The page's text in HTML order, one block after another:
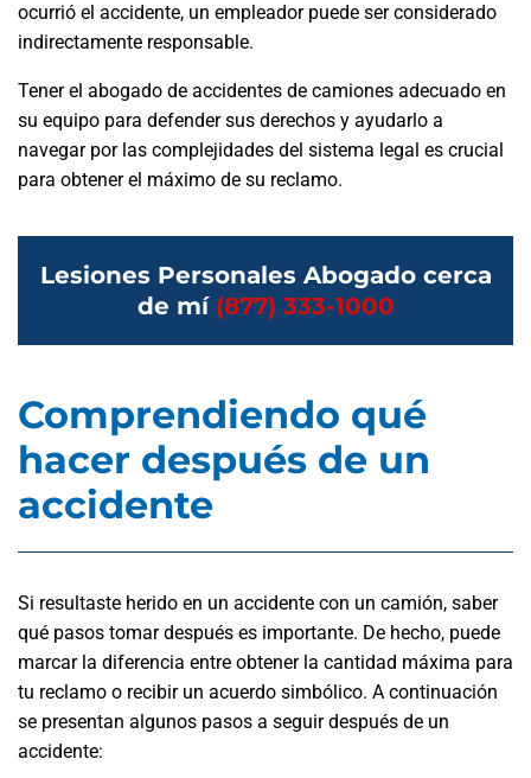
ocurrió el accidente, un empleador puede ser considerado
indirectamente responsable.
Tener el abogado de accidentes de camiones adecuado en
su equipo para defender sus derechos y ayudarlo a
navegar por las complejidades del sistema legal es crucial
para obtener el máximo de su reclamo.
Lesiones Personales Abogado cerca
de mí (877) 333-1000
Comprendiendo qué
hacer después de un
accidente
Si resultaste herido en un accidente con un camión, saber
qué pasos tomar después es importante. De hecho, puede
marcar la diferencia entre obtener la cantidad máxima para
tu reclamo o recibir un acuerdo simbólico. A continuación
se presentan algunos pasos a seguir después de un
accidente: